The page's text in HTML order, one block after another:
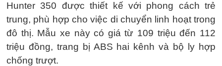
Hunter 350 được thiết kế với phong cách trẻ
trung, phù hợp cho việc di chuyển linh hoạt trong
đô thị. Mẫu xe này có giá từ 109 triệu đến 112
triệu đồng, trang bị ABS hai kênh và bộ ly hợp
chống trượt.